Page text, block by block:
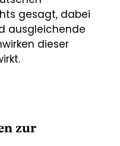
gesagt, dabei
ausgleichende
dieser
zur